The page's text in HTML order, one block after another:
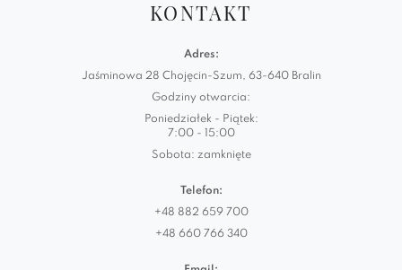
KONTAKT
Adres:
Jaśminowa 28 Chojęcin-Szum, 63-640 Bralin
Godziny otwarcia:
Poniedziałek - Piątek:
7:00 - 15:00
Sobota: zamknięte
Telefon:
+48 882 659 700
+48 660 766 340